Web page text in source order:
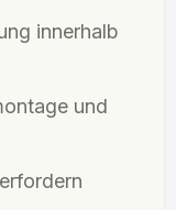
innerhalb
und